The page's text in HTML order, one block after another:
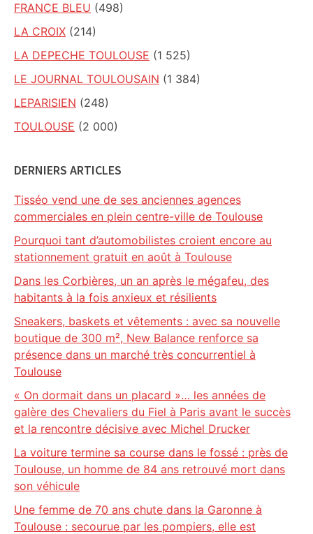
FRANCE BLEU (498)
LA CROIX (214)
LA DEPECHE TOULOUSE (1 525)
LE JOURNAL TOULOUSAIN (1 384)
LEPARISIEN (248)
TOULOUSE (2 000)
DERNIERS ARTICLES
Tisséo vend une de ses anciennes agences
commerciales en plein centre-ville de Toulouse
Pourquoi tant d’automobilistes croient encore au
stationnement gratuit en août à Toulouse
Dans les Corbières, un an après le mégafeu, des
habitants à la fois anxieux et résilients
Sneakers, baskets et vêtements : avec sa nouvelle
boutique de 300 m², New Balance renforce sa
présence dans un marché très concurrentiel à
Toulouse
« On dormait dans un placard »… les années de
galère des Chevaliers du Fiel à Paris avant le succès
et la rencontre décisive avec Michel Drucker
La voiture termine sa course dans le fossé : près de
Toulouse, un homme de 84 ans retrouvé mort dans
son véhicule
Une femme de 70 ans chute dans la Garonne à
Toulouse : secourue par les pompiers, elle est